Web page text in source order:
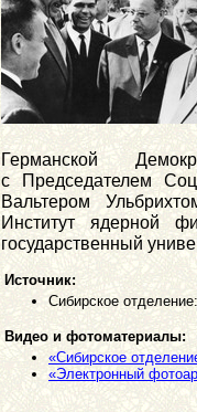
Германской
с Председателем
Вальтером
Институт ядерной
государственный
Источник:
Сибирское
Видео и фотоматериалы:
«Сибирское
«Электронный